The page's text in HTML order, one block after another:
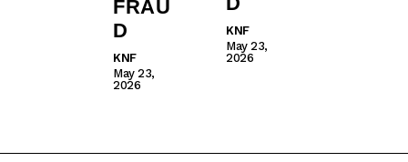
FRAU
D
KNF
May 23,
2026
KNF
May 23,
2026